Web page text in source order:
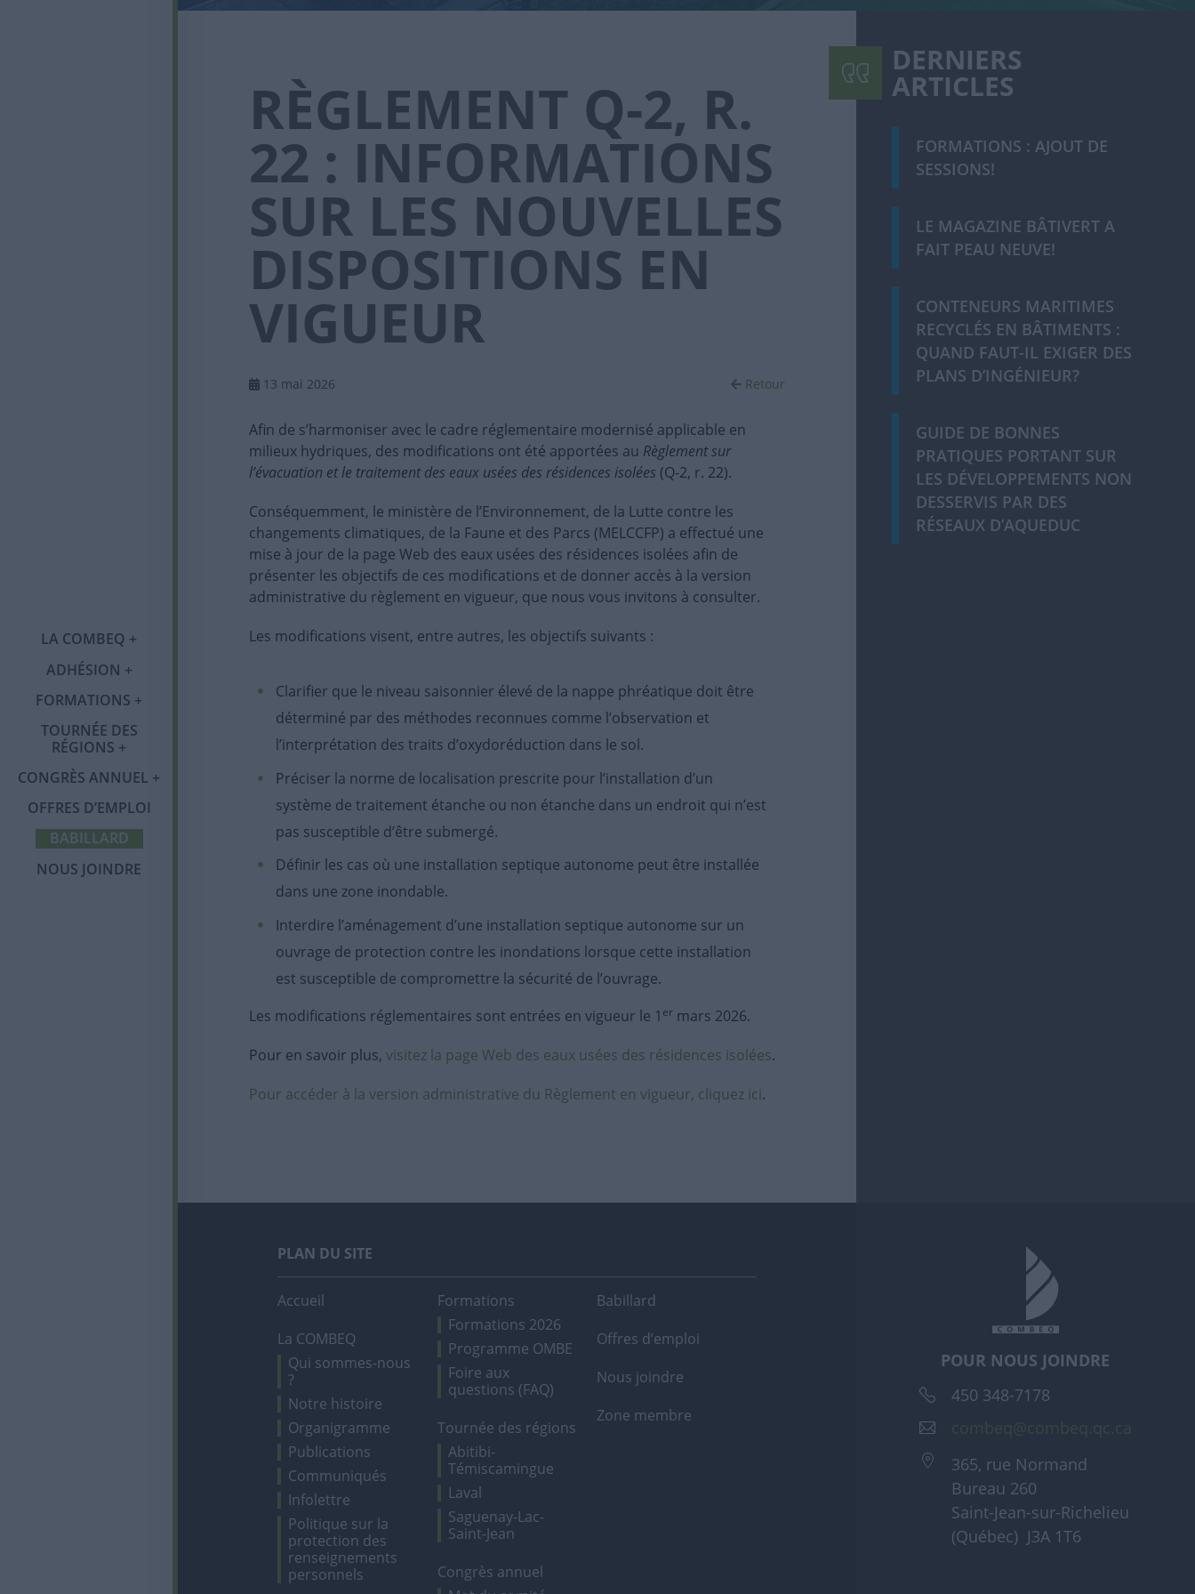
LA COMBEQ
Notre histoire
Publications
Communiqués
Infolettre
Politique sur la
protection des
renseignements
ADHÉSION
Adhésion
membres et tarifs
Services et
avantages
Membres corporatifs
FORMATIONS
Programme OMBE
Formations 2026
Foire aux questions
(FAQ)
TOURNÉE DES
RÉGIONS
Tournée des régions
Témiscamingue
Laval
Saguenay-Lac-Saint-
Jean
CONGRÈS ANNUEL
Congrès annuel
Mot du comité
Partenaires et
commanditaires
OFFRES D’EMPLOI
BABILLARD
NOUS JOINDRE
RÈGLEMENT Q-2, R.
22 : INFORMATIONS
SUR LES NOUVELLES
DISPOSITIONS EN
VIGUEUR
13 mai 2026 Retour
Afin de s’harmoniser avec le cadre réglementaire modernisé applicable en
milieux hydriques, des modifications ont été apportées au Règlement sur
l’évacuation et le traitement des eaux usées des résidences isolées (Q-2, r. 22).
Conséquemment, le ministère de l’Environnement, de la Lutte contre les
changements climatiques, de la Faune et des Parcs (MELCCFP) a effectué une
mise à jour de la page Web des eaux usées des résidences isolées afin de
présenter les objectifs de ces modifications et de donner accès à la version
administrative du règlement en vigueur, que nous vous invitons à consulter.
Les modifications visent, entre autres, les objectifs suivants :
Clarifier que le niveau saisonnier élevé de la nappe phréatique doit être
déterminé par des méthodes reconnues comme l’observation et
l’interprétation des traits d’oxydoréduction dans le sol.
Préciser la norme de localisation prescrite pour l’installation d’un
système de traitement étanche ou non étanche dans un endroit qui n’est
pas susceptible d’être submergé.
Définir les cas où une installation septique autonome peut être installée
dans une zone inondable.
Interdire l’aménagement d’une installation septique autonome sur un
ouvrage de protection contre les inondations lorsque cette installation
est susceptible de compromettre la sécurité de l’ouvrage.
Les modifications réglementaires sont entrées en vigueur le 1 er mars 2026.
Pour en savoir plus, visitez la page Web des eaux usées des résidences isolées.
Pour accéder à la version administrative du Règlement en vigueur, cliquez ici.
DERNIERS
ARTICLES
FORMATIONS : AJOUT DE
SESSIONS!
LE MAGAZINE BÂTIVERT A
FAIT PEAU NEUVE!
CONTENEURS MARITIMES
RECYCLÉS EN BÂTIMENTS :
QUAND FAUT-IL EXIGER DES
PLANS D’INGÉNIEUR?
GUIDE DE BONNES
PRATIQUES PORTANT SUR
LES DÉVELOPPEMENTS NON
DESSERVIS PAR DES
RÉSEAUX D’AQUEDUC
PLAN DU SITE
Accueil
La COMBEQ
Qui sommes-nous
?
Notre histoire
Organigramme
Publications
Communiqués
Infolettre
Politique sur la
protection des
renseignements
personnels
Formations
Formations 2026
Programme OMBE
Foire aux
questions (FAQ)
Tournée des régions
Abitibi-
Témiscamingue
Laval
Saguenay-Lac-
Saint-Jean
Congrès annuel
Babillard
Offres d’emploi
Nous joindre
Zone membre
POUR NOUS JOINDRE
450 348-7178
365, rue Normand
Bureau 260
Saint-Jean-sur-Richelieu
(Québec) J3A 1T6